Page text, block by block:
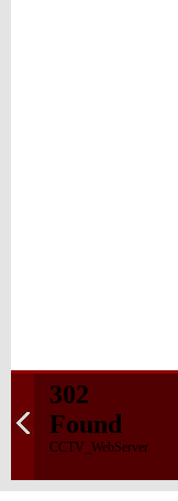
302
Found
CCTV_WebServer